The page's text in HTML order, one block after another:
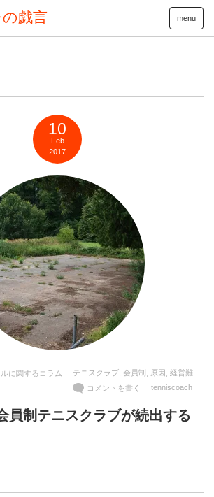
戯言 menu
10
Feb
2017
に関するコラム テニスクラブ 会員制 原因 経営難
コメントを書く
tenniscoach
員制テニスクラブが続出する